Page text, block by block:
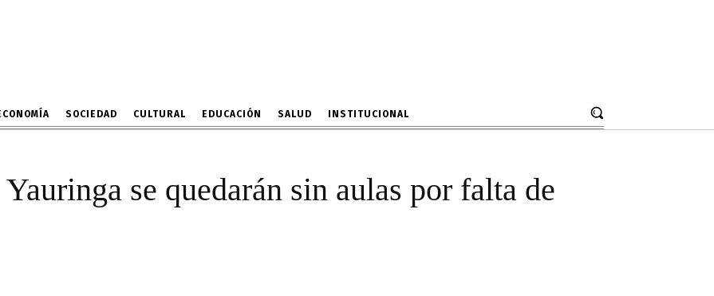
SOCIEDAD CULTURAL EDUCACIÓN SALUD INSTITUCIONAL
I.E. Yauringa se quedarán sin aulas
se quedarán sin aulas por falta de